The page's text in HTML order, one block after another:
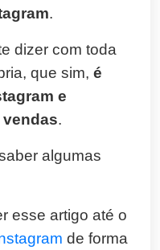
.
dizer com toda
que sim, é
e
.
algumas
esse artigo até o
de forma